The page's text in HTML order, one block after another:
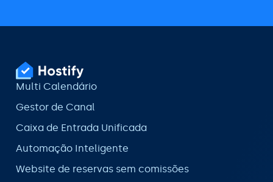
Multi Calendário
Gestor de Canal
Caixa de Entrada Unificada
Automação Inteligente
Website de reservas sem comissões